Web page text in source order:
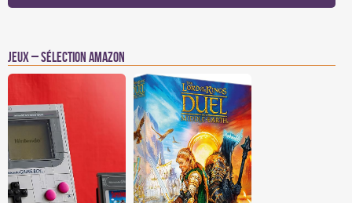
Jeux – Sélection Amazon